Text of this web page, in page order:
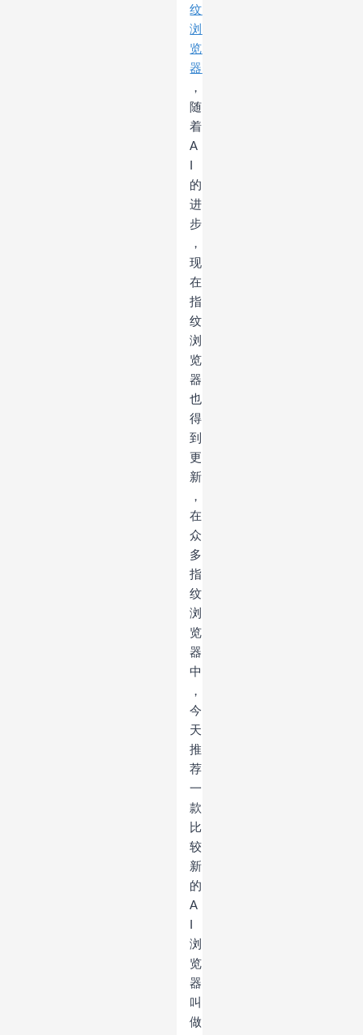
纹
浏
览
器
，
随
着
A
I
的
进
步
，
现
在
指
纹
浏
览
器
也
得
到
更
新
，
在
众
多
指
纹
浏
览
器
中
，
今
天
推
荐
一
款
比
较
新
的
A
I
浏
览
器
叫
做